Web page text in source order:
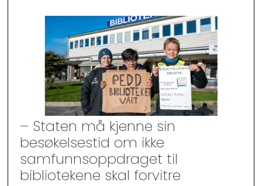
– Staten må kjenne sin
besøkelsestid om ikke
samfunnsoppdraget til
bibliotekene skal forvitre